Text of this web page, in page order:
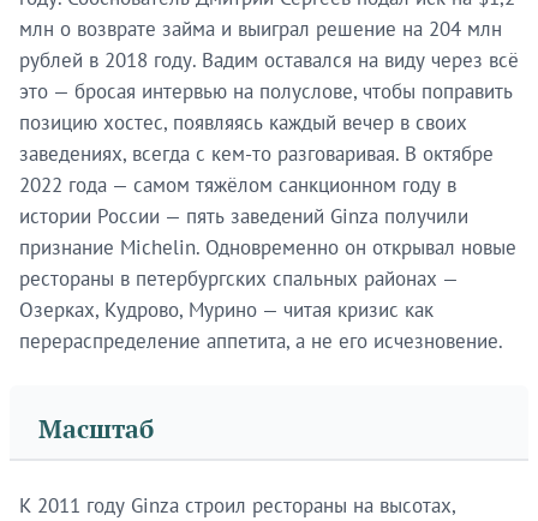
млн о возврате займа и выиграл решение на 204 млн
рублей в 2018 году. Вадим оставался на виду через всё
это — бросая интервью на полуслове, чтобы поправить
позицию хостес, появляясь каждый вечер в своих
заведениях, всегда с кем-то разговаривая. В октябре
2022 года — самом тяжёлом санкционном году в
истории России — пять заведений Ginza получили
признание Michelin. Одновременно он открывал новые
рестораны в петербургских спальных районах —
Озерках, Кудрово, Мурино — читая кризис как
перераспределение аппетита, а не его исчезновение.
Масштаб
К 2011 году Ginza строил рестораны на высотах,